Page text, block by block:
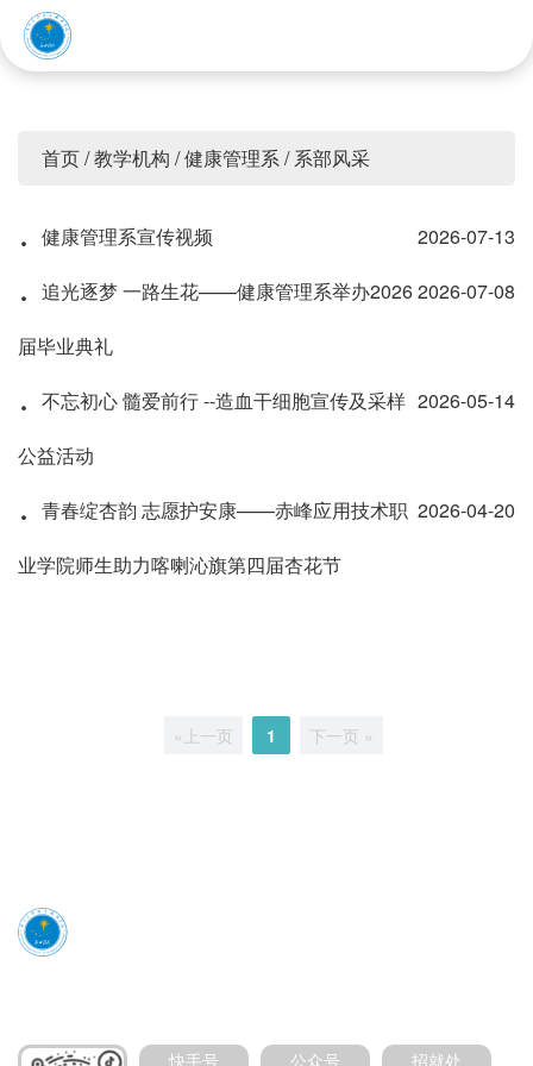
首页/教学机构 /健康管理系/系部风采
2026-07-13
· 健康管理系宣传视频
2026-07-08
· 追光逐梦 一路生花——健康管理系举办2026
届毕业典礼
2026-05-14
· 不忘初心 髓爱前行 --造血干细胞宣传及采样
公益活动
2026-04-20
· 青春绽杏韵 志愿护安康——赤峰应用技术职
业学院师生助力喀喇沁旗第四届杏花节
«上一页 1 下一页 »
快手号 公众号 招就处